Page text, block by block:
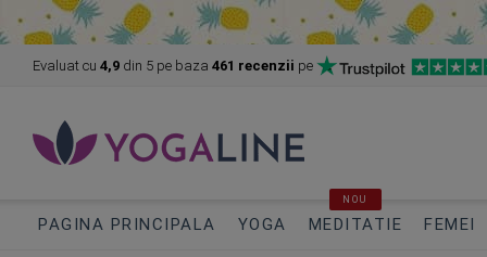
Evaluat cu 4,9 din 5 pe baza 461 recenzii pe
PAGINA PRINCIPALA YOGA MEDITATIE
NOU
FEMEI